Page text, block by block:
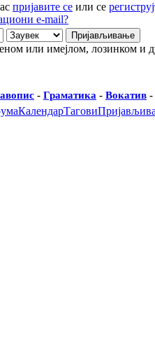
пријавите се или се
e-mail?
или имејлом, лозинком и
- Граматика - Вокатив -
КалендарТагови